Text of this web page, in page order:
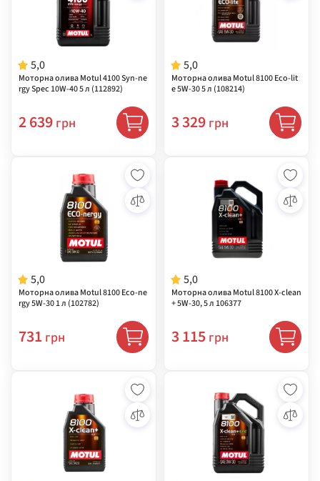
5,0
Моторна олива Motul 4100 Syn-ne
rgy Spec 10W-40 5 л (112892)
2 639 грн
5,0
Моторна олива Motul 8100 Eco-lit
e 5W-30 5 л (108214)
3 329 грн
5,0
Моторна олива Motul 8100 Eco-ne
rgy 5W-30 1 л (102782)
731 грн
5,0
Моторна олива Motul 8100 X-clean
+ 5W-30, 5 л 106377
3 115 грн